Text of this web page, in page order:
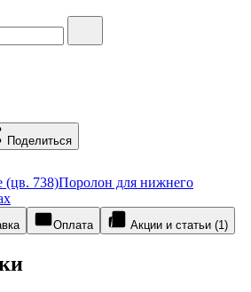
Поделиться
(цв. 738)Поролон для нижнего
Оплата Акции и статьи (1)